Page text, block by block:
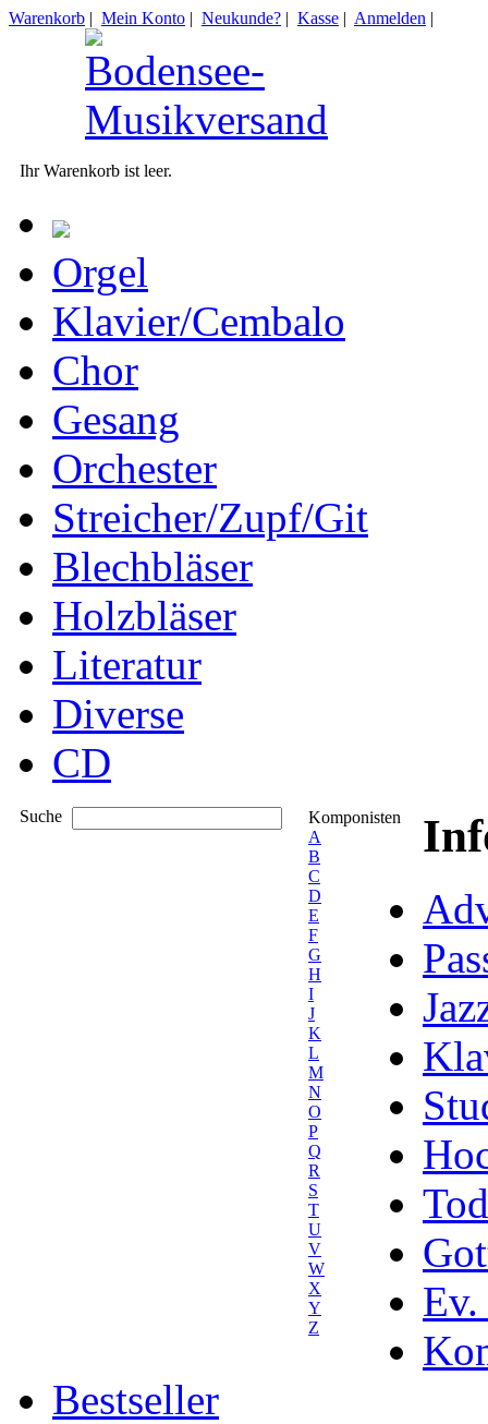
Warenkorb | Mein Konto | Neukunde? | Kasse | Anmelden |
Ihr Warenkorb ist leer.
Orgel
Klavier/Cembalo
Chor
Gesang
Orchester
Streicher/Zupf/Git
Blechbläser
Holzbläser
Literatur
Diverse
CD
Suche
Komponisten
A
B
C
D
E
F
G
H
I
J
K
L
M
N
O
P
Q
R
S
T
U
V
W
X
Y
Z
Ev.
Bestseller